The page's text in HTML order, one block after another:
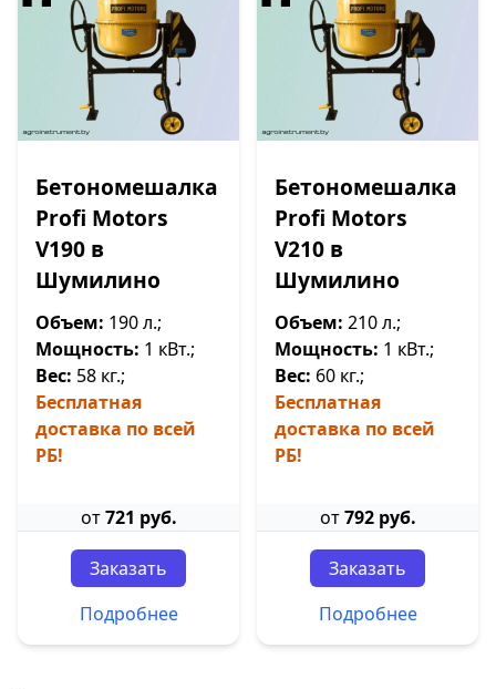
Бетономешалка
Profi Motors
V190 в
Шумилино
Объем: 190 л.;
Мощность: 1 кВт.;
Вес: 58 кг.;
Бесплатная
доставка по всей
РБ!
от721 руб.
Заказать
Подробнее
Бетономешалка
Profi Motors
V210 в
Шумилино
Объем: 210 л.;
Мощность: 1 кВт.;
Вес: 60 кг.;
Бесплатная
доставка по всей
РБ!
от792 руб.
Заказать
Подробнее